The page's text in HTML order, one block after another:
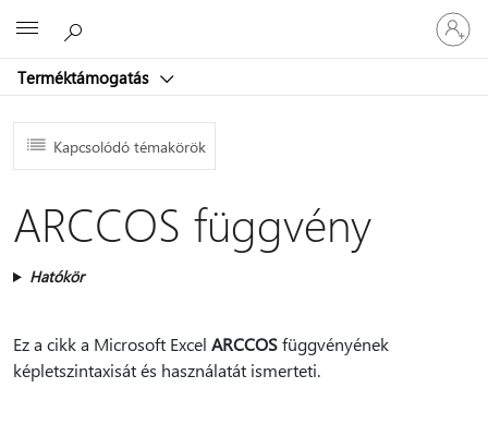
Terméktámogatás
be
a
Kapcsolódó témakörök
ARCCOS függvény
Hatókör
Ez a cikk a Microsoft Excel ARCCOSfüggvényének
képletszintaxisát és használatát ismerteti.